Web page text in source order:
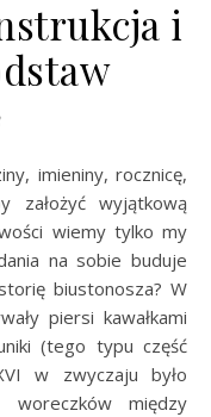
i
wyjątkową
wiemy tylko my
na sobie buduje
biustonosza? W
piersi kawałkami
(tego typu część
w zwyczaju było
woreczków między